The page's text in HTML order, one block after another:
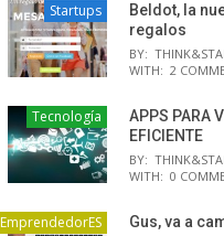
Startups
Beldot, la
regalos
BY:
WITH: 2
Tecnología
APPS PARA
EFICIENTE
BY:
WITH: 0
EmprendedorES Gus, va a